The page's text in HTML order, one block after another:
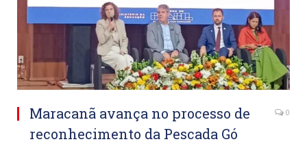
Maracanã avança no processo de
reconhecimento da Pescada Gó
0